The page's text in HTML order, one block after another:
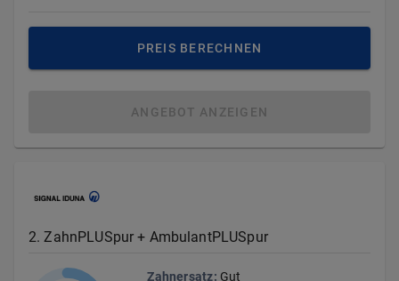
PREIS BERECHNEN
ANGEBOT ANZEIGEN
2.ZahnPLUSpur + AmbulantPLUSpur
Zahnersatz: Gut